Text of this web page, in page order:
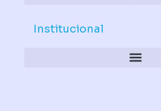
Institucional